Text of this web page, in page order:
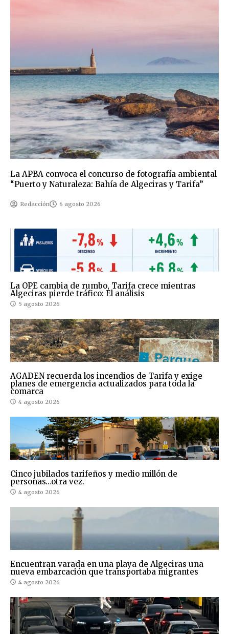
La APBA convoca el concurso de fotografía ambiental
“Puerto y Naturaleza: Bahía de Algeciras y Tarifa”
Redacción 6 agosto 2026
La OPE cambia de rumbo, Tarifa crece mientras
Algeciras pierde tráfico: El análisis
5 agosto 2026
AGADEN recuerda los incendios de Tarifa y exige
planes de emergencia actualizados para toda la
comarca
4 agosto 2026
Cinco jubilados tarifeños y medio millón de
personas…otra vez.
4 agosto 2026
Encuentran varada en una playa de Algeciras una
nueva embarcación que transportaba migrantes
4 agosto 2026